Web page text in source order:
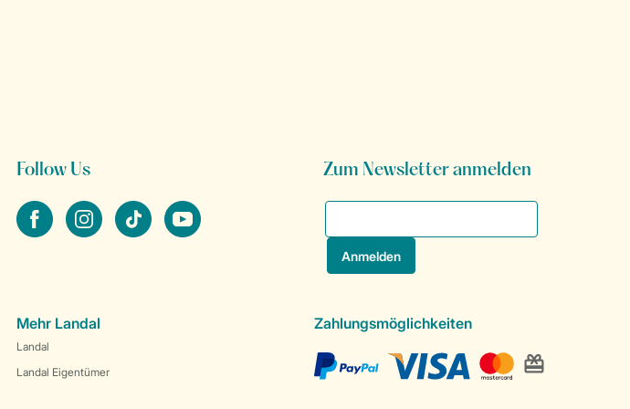
Follow Us
facebookinstagramtiktok youtube
Zum Newsletter anmelden
Mehr Landal
Landal
Landal Eigentümer
Zahlungsmöglichkeiten